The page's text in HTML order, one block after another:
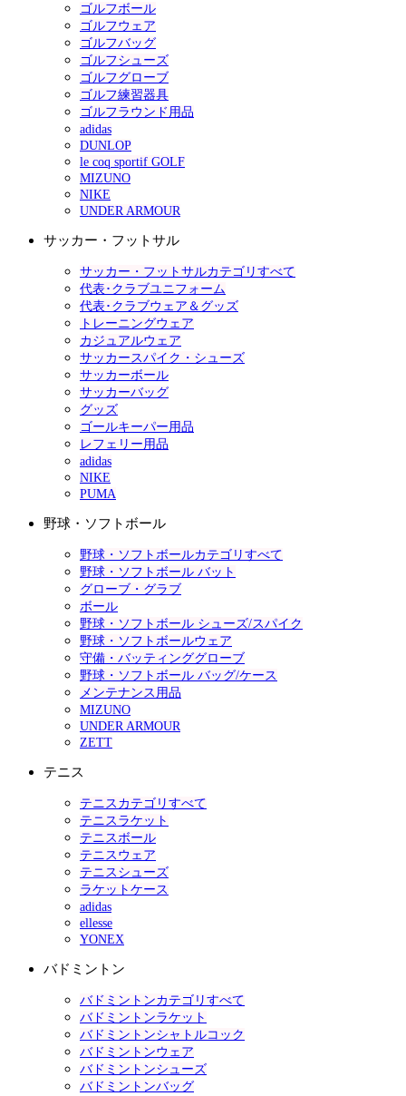
ゴルフボール
ゴルフウェア
ゴルフバッグ
ゴルフシューズ
ゴルフグローブ
ゴルフ練習器具
ゴルフラウンド用品
adidas
DUNLOP
le coq sportif GOLF
MIZUNO
NIKE
UNDER ARMOUR
サッカー・フットサル
サッカー・フットサルカテゴリすべて
代表･クラブユニフォーム
代表･クラブウェア＆グッズ
トレーニングウェア
カジュアルウェア
サッカースパイク・シューズ
サッカーボール
サッカーバッグ
グッズ
ゴールキーパー用品
レフェリー用品
adidas
NIKE
PUMA
野球・ソフトボール
野球・ソフトボールカテゴリすべて
野球・ソフトボール バット
グローブ・グラブ
ボール
野球・ソフトボール シューズ/スパイク
野球・ソフトボールウェア
守備・バッティンググローブ
野球・ソフトボール バッグ/ケース
メンテナンス用品
MIZUNO
UNDER ARMOUR
ZETT
テニス
テニスカテゴリすべて
テニスラケット
テニスボール
テニスウェア
テニスシューズ
ラケットケース
adidas
ellesse
YONEX
バドミントン
バドミントンカテゴリすべて
バドミントンラケット
バドミントンシャトルコック
バドミントンウェア
バドミントンシューズ
バドミントンバッグ